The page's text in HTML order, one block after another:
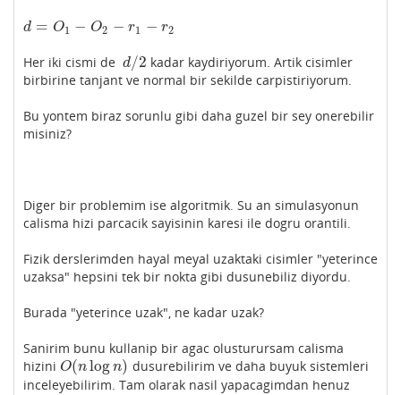
d = O1 − O2 − r1 − r2
d =O 1−O 2− r1−r 2
Her iki cismi de d/2
d/2 kadar kaydiriyorum. Artik cisimler
birbirine tanjant ve normal bir sekilde carpistiriyorum.
Bu yontem biraz sorunlu gibi daha guzel bir sey onerebilir
misiniz?
Diger bir problemim ise algoritmik. Su an simulasyonun
calisma hizi parcacik sayisinin karesi ile dogru orantili.
Fizik derslerimden hayal meyal uzaktaki cisimler "yeterince
uzaksa" hepsini tek bir nokta gibi dusunebiliz diyordu.
Burada "yeterince uzak", ne kadar uzak?
Sanirim bunu kullanip bir agac olusturursam calisma
hizini O(nlogn)
O(nlogn)
dusurebilirim ve daha buyuk sistemleri
inceleyebilirim. Tam olarak nasil yapacagimdan henuz